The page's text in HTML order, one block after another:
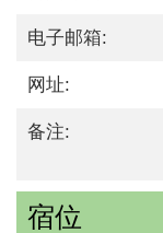
电子邮箱:
网址:
备注:
宿位